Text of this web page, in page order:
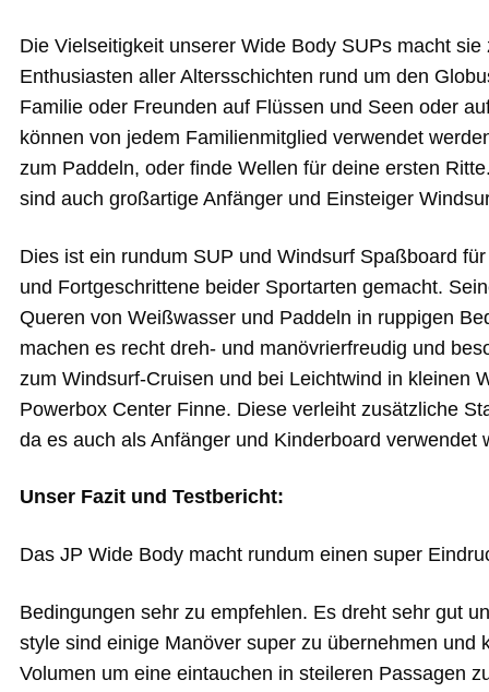
Die Vielseitigkeit unserer Wide Body SUPs macht
Enthusiasten aller Altersschichten rund um den
Familie oder Freunden auf Flüssen und Seen oder
können von jedem Familienmitglied verwendet
zum Paddeln, oder finde Wellen für deine ersten
sind auch großartige Anfänger und Einsteiger
Dies ist ein rundum SUP und Windsurf Spaßboard
und Fortgeschrittene beider Sportarten gemacht.
Queren von Weißwasser und Paddeln in ruppigen
machen es recht dreh- und manövrierfreudig und
zum Windsurf-Cruisen und bei Leichtwind in kleinen
Powerbox Center Finne. Diese verleiht zusätzliche
da es auch als Anfänger und Kinderboard verwendet
Unser Fazit und Testbericht:
Das JP Wide Body macht rundum einen super
Bedingungen sehr zu empfehlen. Es dreht sehr gut
style sind einige Manöver super zu übernehmen
Volumen um eine eintauchen in steileren Passagen